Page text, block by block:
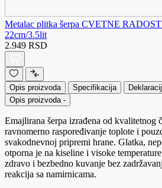
Metalac plitka šerpa CVETNE
22cm/3.5lit
2.949 RSD
Opis proizvoda Specifikacija
Opis proizvoda -
Emajlirana šerpa izrađena od kvalitetnog
ravnomerno raspoređivanje toplote i
svakodnevnoj pripremi hrane. Glatka,
otporna je na kiseline i visoke
zdravo i bezbedno kuvanje bez
reakcija sa namirnicama.